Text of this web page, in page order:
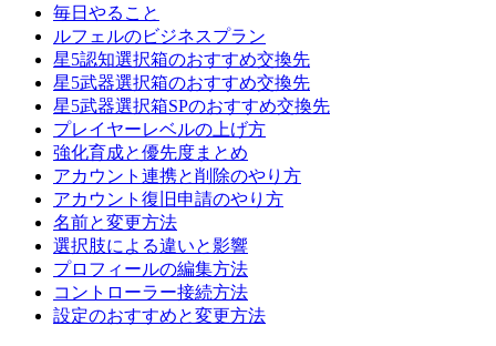
毎日やること
ルフェルのビジネスプラン
星5認知選択箱のおすすめ交換先
星5武器選択箱のおすすめ交換先
星5武器選択箱SPのおすすめ交換先
プレイヤーレベルの上げ方
強化育成と優先度まとめ
アカウント連携と削除のやり方
アカウント復旧申請のやり方
名前と変更方法
選択肢による違いと影響
プロフィールの編集方法
コントローラー接続方法
設定のおすすめと変更方法